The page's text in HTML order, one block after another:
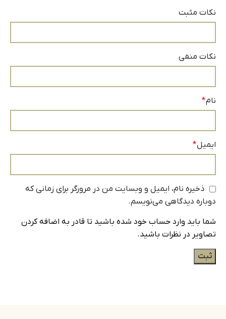
نکات مثبت
نکات منفی
نام*
ایمیل*
ذخیره نام، ایمیل و وبسایت من در مرورگر برای زمانی که
دوباره دیدگاهی می‌نویسم.
شما باید وارد حساب خود شده باشید تا قادر به اضافه کردن
تصاویر در نظرات باشید.